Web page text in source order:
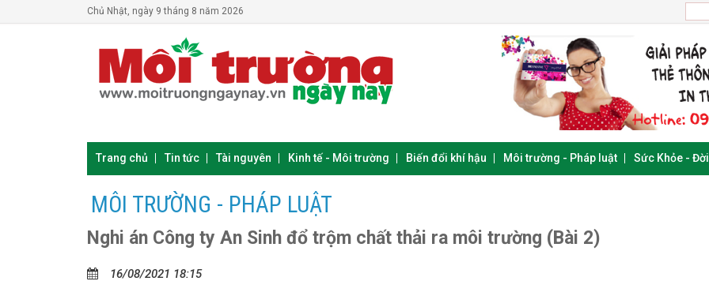
Chủ Nhật, ngày 9 tháng 8 năm 2026
Trang chủ Tin tức Tài nguyên Kinh tế - Môi trường Biến đổi khí hậu Môi trường - Pháp luật Sức Khỏe -
MÔI TRƯỜNG - PHÁP LUẬT
Nghi án Công ty An Sinh đổ trộm chất thải ra môi trường (Bài 2)
16/08/2021 18:15